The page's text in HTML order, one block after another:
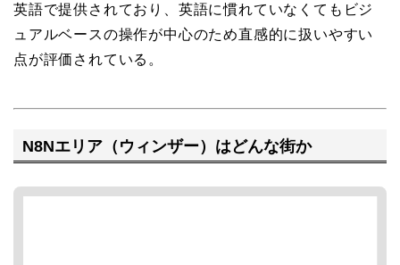
英語で提供されており、英語に慣れていなくてもビジ
ュアルベースの操作が中心のため直感的に扱いやすい
点が評価されている。
N8Nエリア（ウィンザー）はどんな街か